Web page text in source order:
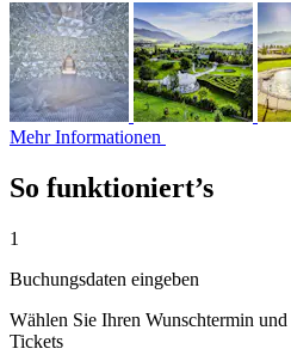
Mehr Informationen
So funktioniert’s
1
Buchungsdaten eingeben
Wählen Sie Ihren Wunschtermin
Tickets